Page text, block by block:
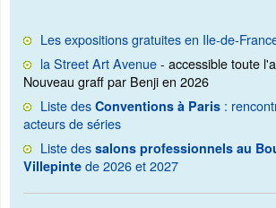
Les expositions gratuites en Ile-de-
la Street Art Avenue- accessible toute
Nouveau graff par Benji en 2026
Liste des Conventions à Paris :
acteurs de séries
Liste des salons professionnels au
Villepinte de 2026 et 2027